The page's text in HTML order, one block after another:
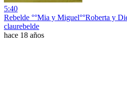
5:40
Rebelde °°Mia y Miguel°°Roberta y
claurebelde
hace 18 años